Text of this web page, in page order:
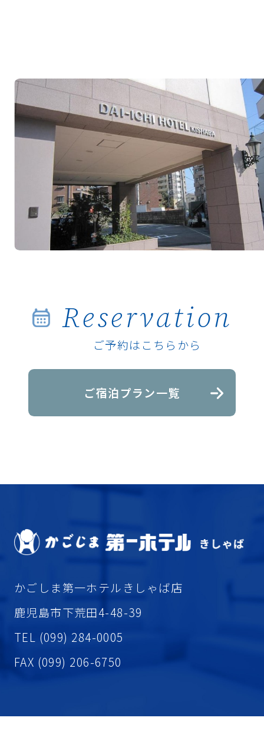
Reservation
ご予約はこちらから
ご宿泊プラン一覧
かごしま第一ホテルきしゃば店
鹿児島市下荒田4-48-39
TEL (099) 284-0005
FAX (099) 206-6750